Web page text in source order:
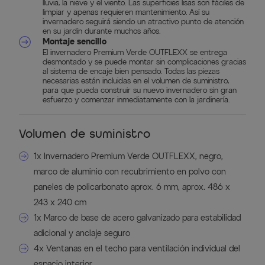
lluvia, la nieve y el viento. Las superficies lisas son fáciles de
limpiar y apenas requieren mantenimiento. Así su
invernadero seguirá siendo un atractivo punto de atención
en su jardín durante muchos años.
Montaje sencillo
El invernadero Premium Verde OUTFLEXX se entrega
desmontado y se puede montar sin complicaciones gracias
al sistema de encaje bien pensado. Todas las piezas
necesarias están incluidas en el volumen de suministro,
para que pueda construir su nuevo invernadero sin gran
esfuerzo y comenzar inmediatamente con la jardinería.
Volumen de suministro
1x Invernadero Premium Verde OUTFLEXX, negro,
marco de aluminio con recubrimiento en polvo con
paneles de policarbonato aprox. 6 mm, aprox. 486 x
243 x 240 cm
1x Marco de base de acero galvanizado para estabilidad
adicional y anclaje seguro
4x Ventanas en el techo para ventilación individual del